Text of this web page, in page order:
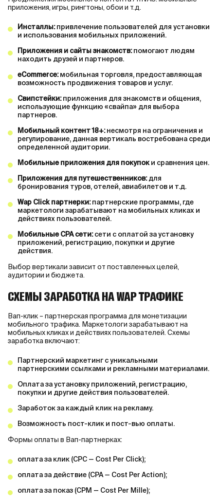
приложения, игры, рингтоны, обои и т.д.
Инсталлы:привлечение пользователей для установки
и использования мобильных приложений.
Приложения и сайты знакомств:помогают людям
находить друзей и партнеров.
eCommerce:мобильная торговля, предоставляющая
возможность продвижения товаров и услуг.
Свипстейки:приложения для знакомств и общения,
использующие функцию «свайпа» для выбора
партнеров.
Мобильный контент 18+:несмотря на ограничения и
регулирование, данная вертикаль востребована среди
определенной аудитории.
Мобильные приложения для покупоки сравнения цен.
Приложения для путешественников:для
бронирования туров, отелей, авиабилетов и т.д.
Wap Click партнерки:партнерские программы, где
маркетологи зарабатывают на мобильных кликах и
действиях пользователей.
Мобильные CPA сети:сети с оплатой за установку
приложений, регистрацию, покупки и другие
действия.
Выбор вертикали зависит от поставленных целей,
аудитории и бюджета.
СХЕМЫ ЗАРАБОТКА НА WAP ТРАФИКЕ
Вап-клик – партнерская программа для монетизации
мобильного трафика. Маркетологи зарабатывают на
мобильных кликах и действиях пользователей. Схемы
заработка включают:
Партнерский маркетинг с уникальными
партнерскими ссылками и рекламными материалами.
Оплата за установку приложений, регистрацию,
покупки и другие действия пользователей.
Заработок за каждый клик на рекламу.
Возможность пост-клик и пост-вью оплаты.
Формы оплаты в Вап-партнерках:
оплата за клик (CPC — Cost Per Click);
оплата за действие (CPA — Cost Per Action);
оплата за показ (CPM — Cost Per Mille);